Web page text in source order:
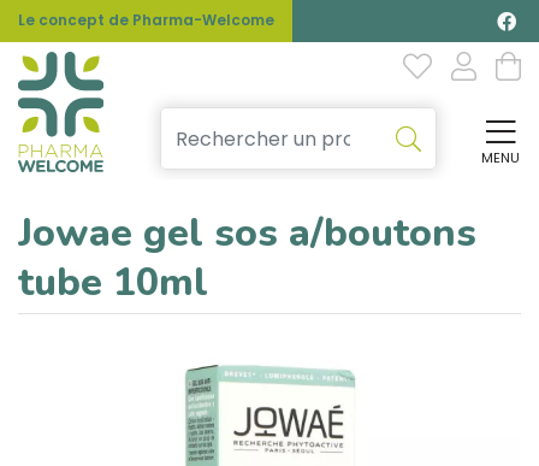
Le concept de Pharma-Welcome
MENU
Jowae gel sos a/boutons
tube 10ml